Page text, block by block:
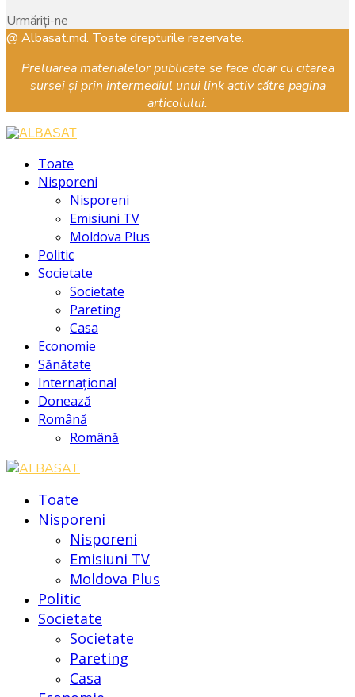
Urmăriți-ne
Facebook
Instagram
Youtube
@ Albasat.md. Toate drepturile rezervate.
Preluarea materialelor publicate se face doar cu citarea
sursei și prin intermediul unui link activ către pagina
articolului.
Toate
Nisporeni
Nisporeni
Emisiuni TV
Moldova Plus
Politic
Societate
Societate
Pareting
Casa
Economie
Sănătate
Internațional
Donează
Română
Română
Toate
Nisporeni
Nisporeni
Emisiuni TV
Moldova Plus
Politic
Societate
Societate
Pareting
Casa